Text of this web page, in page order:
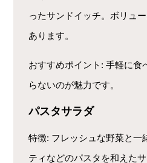
ったサンドイッチ。ボリュ
あります。
おすすめポイント : 手軽に食
らないのが魅力です。
パスタサラダ
特徴: フレッシュな野菜と一
ティなどのパスタを和えた